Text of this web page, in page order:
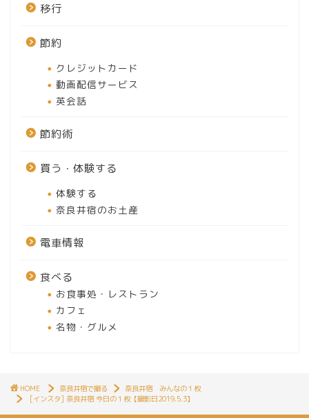
移行
節約
クレジットカード
動画配信サービス
英会話
節約術
買う・体験する
体験する
奈良井宿のお土産
電車情報
食べる
お食事処・レストラン
カフェ
名物・グルメ
HOME 奈良井宿で撮る
奈良井宿 みんなの１枚
[インスタ] 奈良井宿 今日の１枚【撮影日2019.5.3】